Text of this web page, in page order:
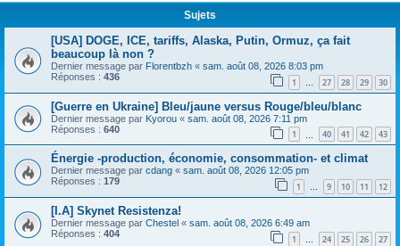
Sujets
[USA] DOGE, ICE, tariffs, Alaska, Putin, Ormuz, ça fait
beaucoup là non ?
Dernier message par Florentbzh « sam. août 08, 2026 8:03 pm
Réponses : 436 1 … 27 28 29 30
[Guerre en Ukraine] Bleu/jaune versus Rouge/bleu/blanc
Dernier message par Kyorou « sam. août 08, 2026 7:11 pm
Réponses : 640 1 40 41 42 43
Énergie -production, économie, consommation- et climat
Dernier message par cdang « sam. août 08, 2026 12:05 pm
Réponses : 179 1 … 9 10 11 12
[I.A] Skynet Resistenza!
Dernier message par Chestel « sam. août 08, 2026 6:49 am
Réponses : 404 1 … 24 25 26 27